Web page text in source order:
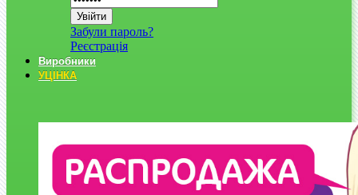
Забули пароль?
Реєстрація
Виробники
УЦІНКА